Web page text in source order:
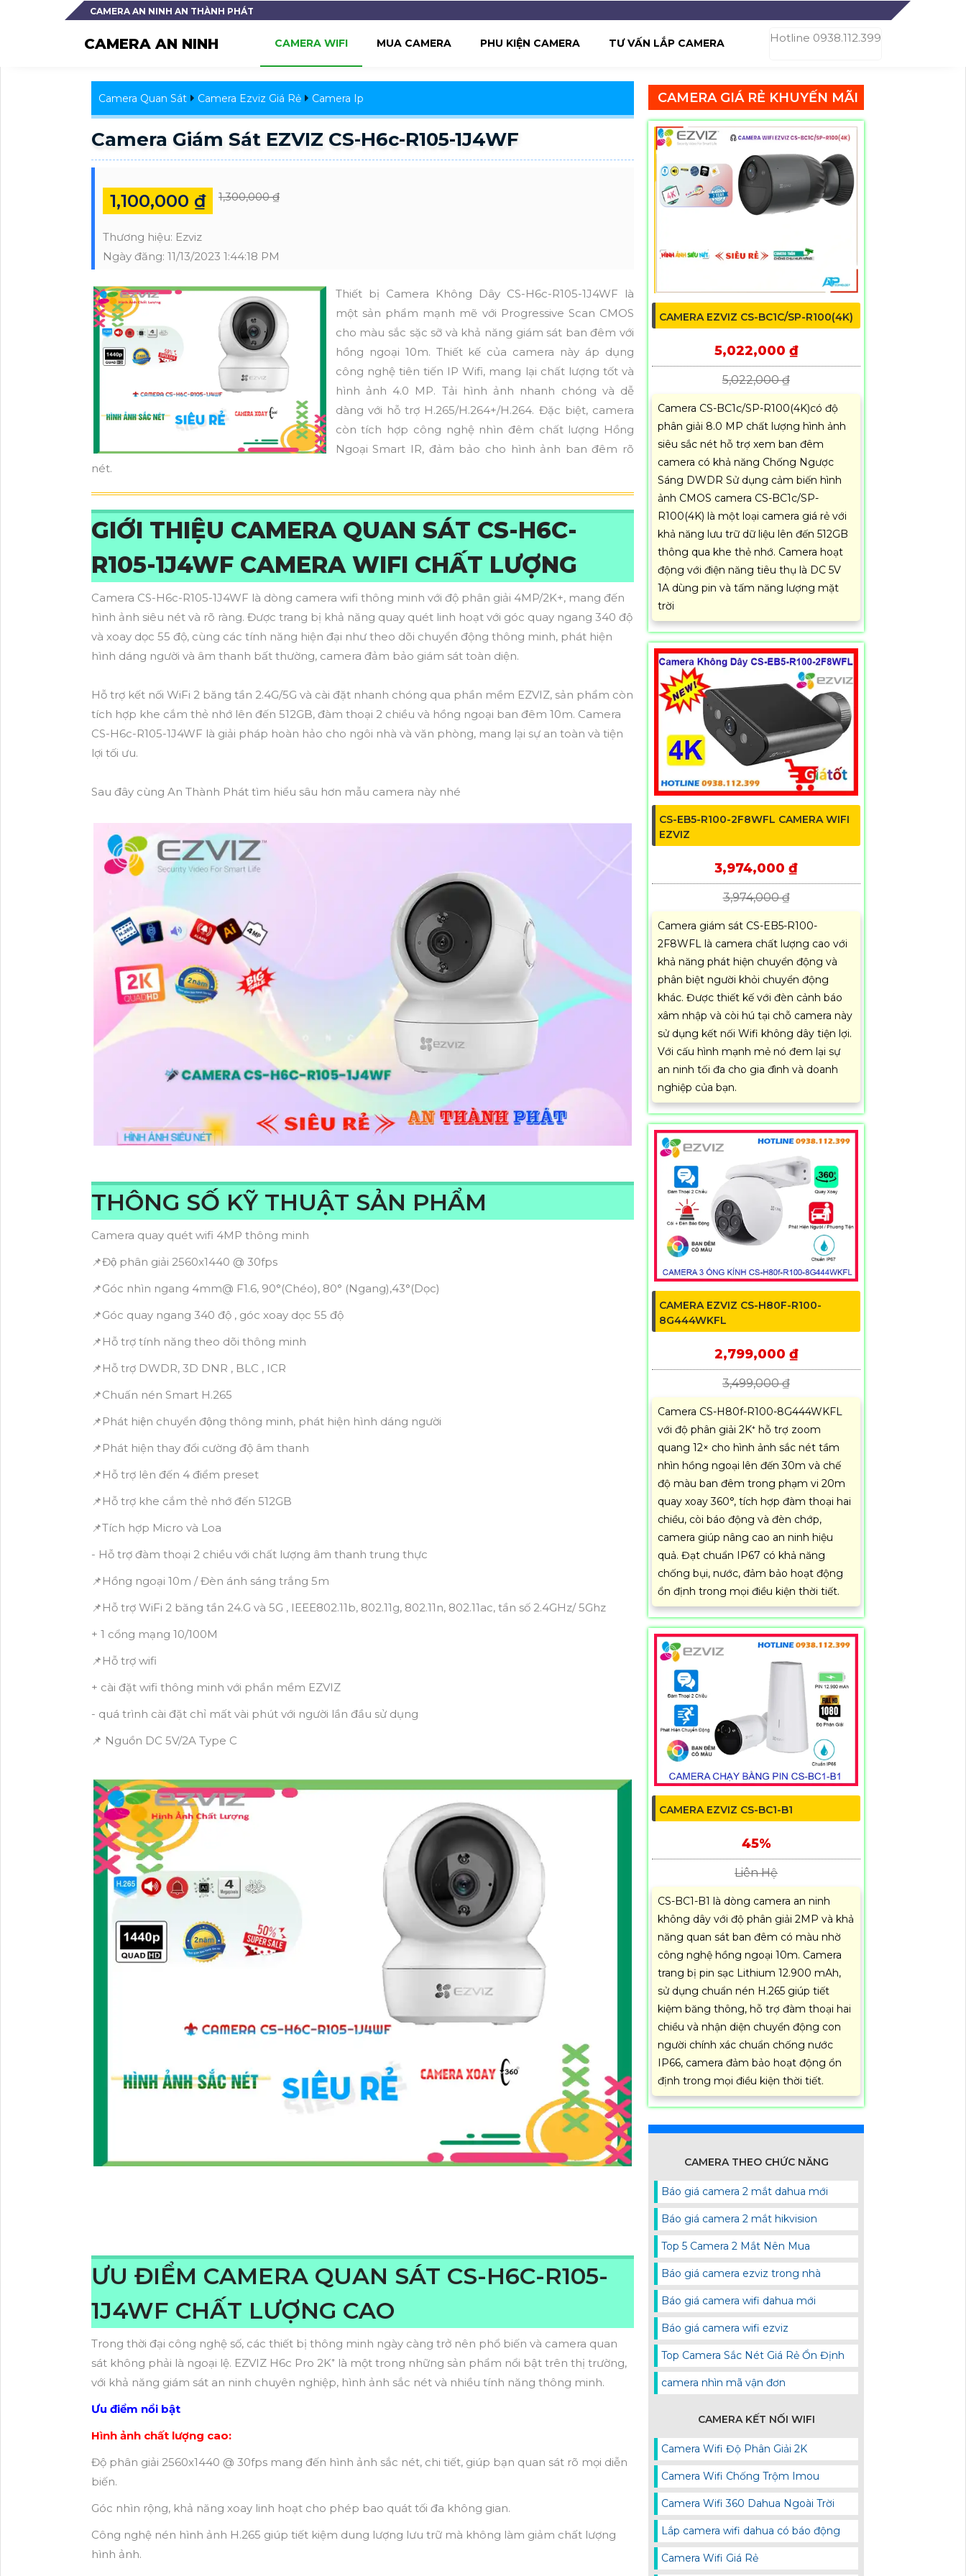
CAMERA AN NINH AN THÀNH PHÁT
CAMERA AN NINH Hotline 0938.112.399
CAMERA WIFI MUA CAMERA PHU KIỆN CAMERA TƯ VẤN LẮP CAMERA
Camera Quan Sát Camera Ezviz Giá Rẻ Camera Ip
Camera Giám Sát EZVIZ CS-H6c-R105-1J4WF
1,100,000 ₫ 1,300,000 ₫
Thương hiệu: Ezviz
Ngày đăng: 11/13/2023 1:44:18 PM
Thiết bị Camera Không Dây CS-H6c-R105-1J4WF là
một sản phẩm mạnh mẽ với Progressive Scan CMOS
cho màu sắc sặc sỡ và khả năng giám sát ban đêm với
hồng ngoại 10m. Thiết kế của camera này áp dụng
công nghệ tiên tiến IP Wifi, mang lại chất lượng tốt và
hình ảnh 4.0 MP. Tải hình ảnh nhanh chóng và dễ
dàng với hỗ trợ H.265/H.264+/H.264. Đặc biệt, camera
còn tích hợp công nghệ nhìn đêm chất lượng Hồng
Ngoại Smart IR, đảm bảo cho hình ảnh ban đêm rõ
nét.
GIỚI THIỆU CAMERA QUAN SÁT CS-H6C-
R105-1J4WF CAMERA WIFI CHẤT LƯỢNG
Camera CS-H6c-R105-1J4WF là dòng camera wifi thông minh với độ phân giải 4MP/2K+, mang đến
hình ảnh siêu nét và rõ ràng. Được trang bị khả năng quay quét linh hoạt với góc quay ngang 340 độ
và xoay dọc 55 độ, cùng các tính năng hiện đại như theo dõi chuyển động thông minh, phát hiện
hình dáng người và âm thanh bất thường, camera đảm bảo giám sát toàn diện.
Hỗ trợ kết nối WiFi 2 băng tần 2.4G/5G và cài đặt nhanh chóng qua phần mềm EZVIZ, sản phẩm còn
tích hợp khe cắm thẻ nhớ lên đến 512GB, đàm thoại 2 chiều và hồng ngoại ban đêm 10m. Camera
CS-H6c-R105-1J4WF là giải pháp hoàn hảo cho ngôi nhà và văn phòng, mang lại sự an toàn và tiện
lợi tối ưu.
Sau đây cùng An Thành Phát tìm hiểu sâu hơn mẫu camera này nhé
THÔNG SỐ KỸ THUẬT SẢN PHẨM
Camera quay quét wifi 4MP thông minh
📌Độ phân giải 2560x1440 @ 30fps
📌Góc nhìn ngang 4mm@ F1.6, 90°(Chéo), 80° (Ngang),43°(Dọc)
📌Góc quay ngang 340 độ , góc xoay dọc 55 độ
📌Hỗ trợ tính năng theo dõi thông minh
📌Hỗ trợ DWDR, 3D DNR , BLC , ICR
📌Chuấn nén Smart H.265
📌Phát hiện chuyển động thông minh, phát hiện hình dáng người
📌Phát hiện thay đổi cường độ âm thanh
📌Hỗ trợ lên đến 4 điểm preset
📌Hỗ trợ khe cắm thẻ nhớ đến 512GB
📌Tích hợp Micro và Loa
- Hỗ trợ đàm thoại 2 chiều với chất lượng âm thanh trung thực
📌Hồng ngoại 10m / Đèn ánh sáng trắng 5m
📌Hỗ trợ WiFi 2 băng tần 24.G và 5G , IEEE802.11b, 802.11g, 802.11n, 802.11ac, tần số 2.4GHz/ 5Ghz
+ 1 cổng mạng 10/100M
📌Hỗ trợ wifi
+ cài đặt wifi thông minh với phần mềm EZVIZ
- quá trình cài đặt chỉ mất vài phút với người lần đầu sử dụng
📌 Nguồn DC 5V/2A Type C
ƯU ĐIỂM CAMERA QUAN SÁT CS-H6C-R105-
1J4WF CHẤT LƯỢNG CAO
Trong thời đại công nghệ số, các thiết bị thông minh ngày càng trở nên phổ biến và camera quan
sát không phải là ngoại lệ. EZVIZ H6c Pro 2K⁺ là một trong những sản phẩm nổi bật trên thị trường,
với khả năng giám sát an ninh chuyên nghiệp, hình ảnh sắc nét và nhiều tính năng thông minh.
Ưu điểm nổi bật
Hình ảnh chất lượng cao:
Độ phân giải 2560x1440 @ 30fps mang đến hình ảnh sắc nét, chi tiết, giúp bạn quan sát rõ mọi diễn
biến.
Góc nhìn rộng, khả năng xoay linh hoạt cho phép bao quát tối đa không gian.
Công nghệ nén hình ảnh H.265 giúp tiết kiệm dung lượng lưu trữ mà không làm giảm chất lượng
hình ảnh.
CAMERA GIÁ RẺ KHUYẾN MÃI
CAMERA EZVIZ CS-BC1C/SP-R100(4K)
5,022,000 ₫
5,022,000 ₫
Camera CS-BC1c/SP-R100(4K)có độ
phân giải 8.0 MP chất lượng hình ảnh
siêu sắc nét hỗ trợ xem ban đêm
camera có khả năng Chống Ngược
Sáng DWDR Sử dụng cảm biến hình
ảnh CMOS camera CS-BC1c/SP-
R100(4K) là một loại camera giá rẻ với
khả năng lưu trữ dữ liệu lên đến 512GB
thông qua khe thẻ nhớ. Camera hoạt
động với điện năng tiêu thụ là DC 5V
1A dùng pin và tấm năng lượng mặt
trời
CS-EB5-R100-2F8WFL CAMERA WIFI
EZVIZ
3,974,000 ₫
3,974,000 ₫
Camera giám sát CS-EB5-R100-
2F8WFL là camera chất lượng cao với
khả năng phát hiện chuyển động và
phân biệt người khỏi chuyển động
khác. Được thiết kế với đèn cảnh báo
xâm nhập và còi hú tại chỗ camera này
sử dụng kết nối Wifi không dây tiện lợi.
Với cấu hình mạnh mẻ nó đem lại sự
an ninh tối đa cho gia đình và doanh
nghiệp của bạn.
CAMERA EZVIZ CS-H80F-R100-
8G444WKFL
2,799,000 ₫
3,499,000 ₫
Camera CS-H80f-R100-8G444WKFL
với độ phân giải 2K⁺ hỗ trợ zoom
quang 12× cho hình ảnh sắc nét tầm
nhìn hồng ngoại lên đến 30m và chế
độ màu ban đêm trong phạm vi 20m
quay xoay 360°, tích hợp đàm thoại hai
chiều, còi báo động và đèn chớp,
camera giúp nâng cao an ninh hiệu
quả. Đạt chuẩn IP67 có khả năng
chống bụi, nước, đảm bảo hoạt động
ổn định trong mọi điều kiện thời tiết.
CAMERA EZVIZ CS-BC1-B1
45%
Liên Hệ
CS-BC1-B1 là dòng camera an ninh
không dây với độ phân giải 2MP và khả
năng quan sát ban đêm có màu nhờ
công nghệ hồng ngoại 10m. Camera
trang bị pin sạc Lithium 12.900 mAh,
sử dụng chuẩn nén H.265 giúp tiết
kiệm băng thông, hỗ trợ đàm thoại hai
chiều và nhận diện chuyển động con
người chính xác chuẩn chống nước
IP66, camera đảm bảo hoạt động ổn
định trong mọi điều kiện thời tiết.
CAMERA THEO CHỨC NĂNG
Báo giá camera 2 mắt dahua mới
Báo giá camera 2 mắt hikvision
Top 5 Camera 2 Mắt Nên Mua
Báo giá camera ezviz trong nhà
Báo giá camera wifi dahua mới
Báo giá camera wifi ezviz
Top Camera Sắc Nét Giá Rẻ Ổn Định
camera nhìn mã vận đơn
CAMERA KẾT NỐI WIFI
Camera Wifi Độ Phân Giải 2K
Camera Wifi Chống Trộm Imou
Camera Wifi 360 Dahua Ngoài Trời
Lắp camera wifi dahua có báo động
Camera Wifi Giá Rẻ